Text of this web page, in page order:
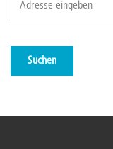
Suchen